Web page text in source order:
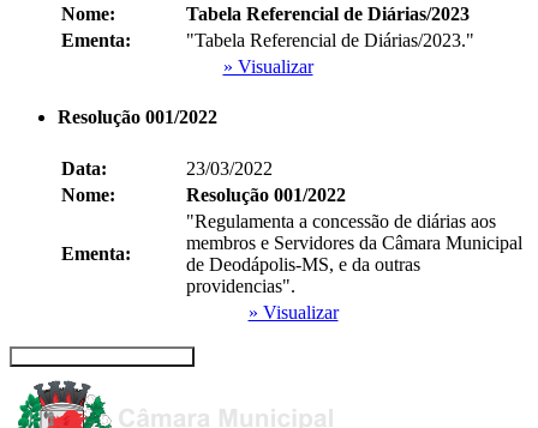
Nome:
Tabela Referencial de Diárias/2023
Ementa:
"Tabela Referencial de Diárias/2023."
» Visualizar
Resolução 001/2022
Data:
23/03/2022
Nome:
Resolução 001/2022
Ementa:
"Regulamenta a concessão de diárias aos
membros e Servidores da Câmara Municipal
de Deodápolis-MS, e da outras
providencias".
» Visualizar